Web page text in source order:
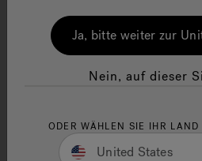
ein Wellness-
Maß
Lesezeit: 9 Minuten
Eine neue Wellness-
Ja, bitte weiter zur
Nein, auf dieser
ODER WÄHLEN SIE IHR
United States